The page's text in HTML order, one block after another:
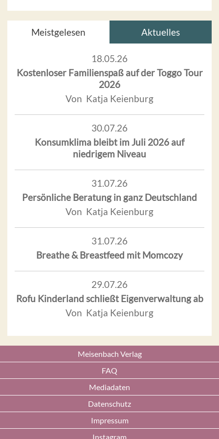
Meistgelesen Aktuelles
18.05.26
Kostenloser Familienspaß auf der Toggo Tour
2026
Von Katja Keienburg
30.07.26
Konsumklima bleibt im Juli 2026 auf
niedrigem Niveau
31.07.26
Persönliche Beratung in ganz Deutschland
Von Katja Keienburg
31.07.26
Breathe & Breastfeed mit Momcozy
29.07.26
Rofu Kinderland schließt Eigenverwaltung ab
Von Katja Keienburg
Meisenbach Verlag
FAQ
Mediadaten
Datenschutz
Impressum
Instagram